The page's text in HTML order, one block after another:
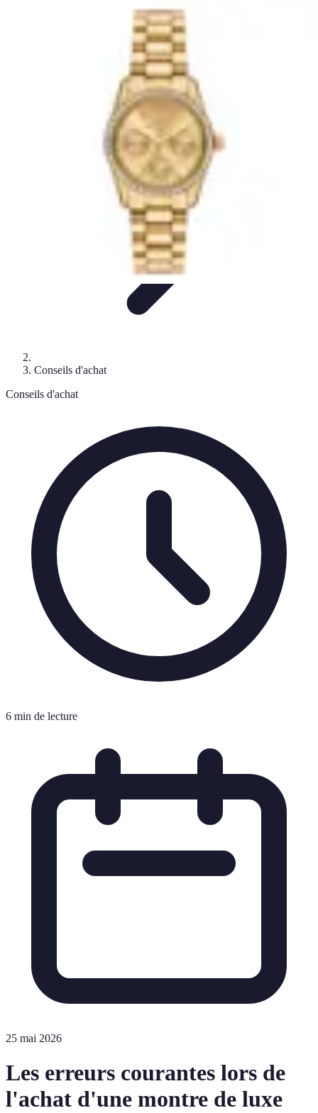
Guides d'AchatTechniques et
Cadeaux et OccasionsMode et Accessoires
Horlogerie de Luxe
Conseils d'achat
Conseils d'achat
6 min de lecture
25 mai 2026
Les erreurs courantes lors de
l'achat d'une montre de luxe